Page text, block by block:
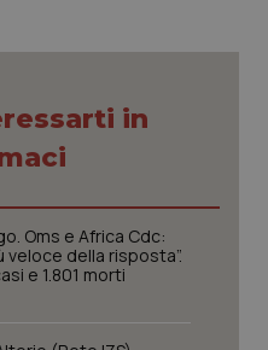
Ulcerosa
neurodegenerative
in
Oms e Africa Cdc:
veloce della risposta”.
e 1.801 morti